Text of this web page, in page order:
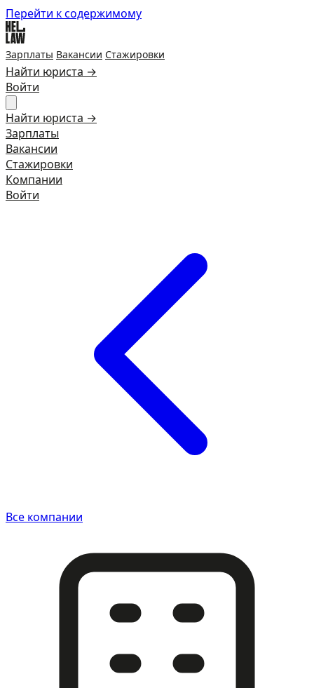
Перейти к содержимому
Зарплаты Вакансии Стажировки
Найти юриста →
Войти
Найти юриста →
Зарплаты
Вакансии
Стажировки
Компании
Войти
Все компании